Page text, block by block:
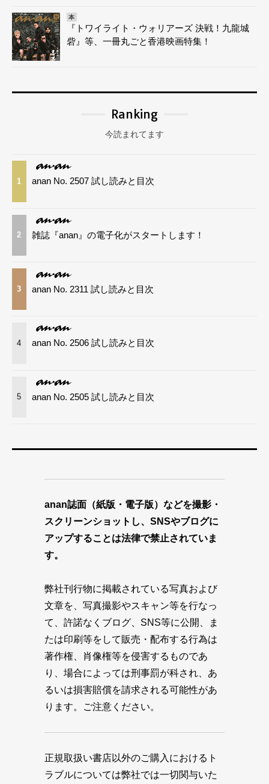
本
『トワイライト・ウォリアーズ 決戦！九龍城
砦』等、一冊丸ごと香港映画特集！
Ranking
今読まれてます
1 anan No. 2507 試し読みと目次
2 雑誌『anan』の電子化がスタートします！
3 anan No. 2311 試し読みと目次
4 anan No. 2506 試し読みと目次
5 anan No. 2505 試し読みと目次
anan誌面（紙版・電子版）などを撮影・
スクリーンショットし、SNSやブログに
アップすることは法律で禁止されていま
す。
弊社刊行物に掲載されている写真および
文章を、写真撮影やスキャン等を行なっ
て、許諾なくブログ、SNS等に公開、ま
たは印刷等をして販売・配布する行為は
著作権、肖像権等を侵害するものであ
り、場合によっては刑事罰が科され、あ
るいは損害賠償を請求される可能性があ
ります。ご注意ください。
正規取扱い書店以外のご購入におけるト
ラブルについては弊社では一切関与いた